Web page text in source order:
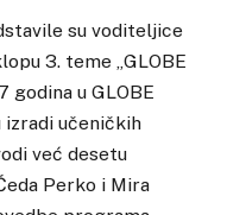
su voditeljice
3. teme „GLOBE
u GLOBE
izradi učeničkih
već desetu
Perko i Mira